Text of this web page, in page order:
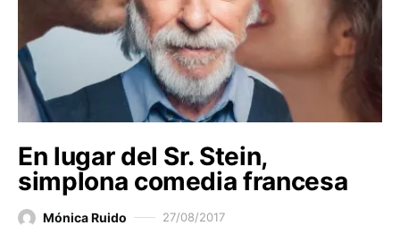
En lugar del Sr. Stein,
simplona comedia francesa
Mónica Ruido 27/08/2017